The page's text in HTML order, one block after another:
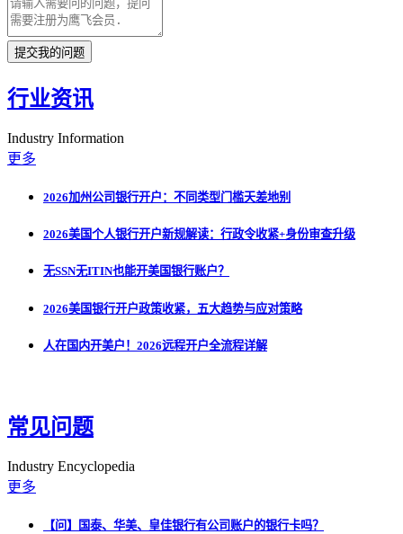
提交我的问题
行业资讯
Industry Information
更多
2026加州公司银行开户：不同类型门槛天差地别
2026美国个人银行开户新规解读：行政令收紧+身份审查升级
无SSN无ITIN也能开美国银行账户？
2026美国银行开户政策收紧，五大趋势与应对策略
人在国内开美户！2026远程开户全流程详解
常见问题
Industry Encyclopedia
更多
【问】国泰、华美、皇佳银行有公司账户的银行卡吗？